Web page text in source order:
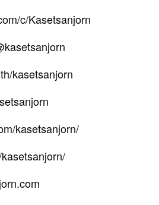
c/Kasetsanjorn
kasetsanjorn
kasetsanjorn/